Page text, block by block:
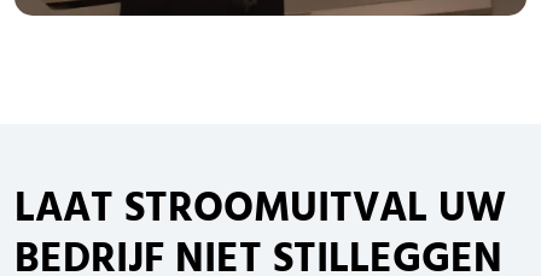
LAAT STROOMUITVAL UW
BEDRIJF NIET STILLEGGEN